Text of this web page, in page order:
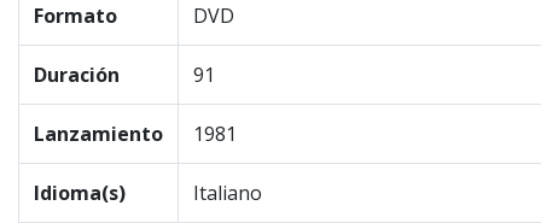
Formato DVD
Duración 91
Lanzamiento 1981
Idioma(s) Italiano